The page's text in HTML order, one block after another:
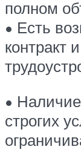
полном
• Есть
контракт
•
строгих